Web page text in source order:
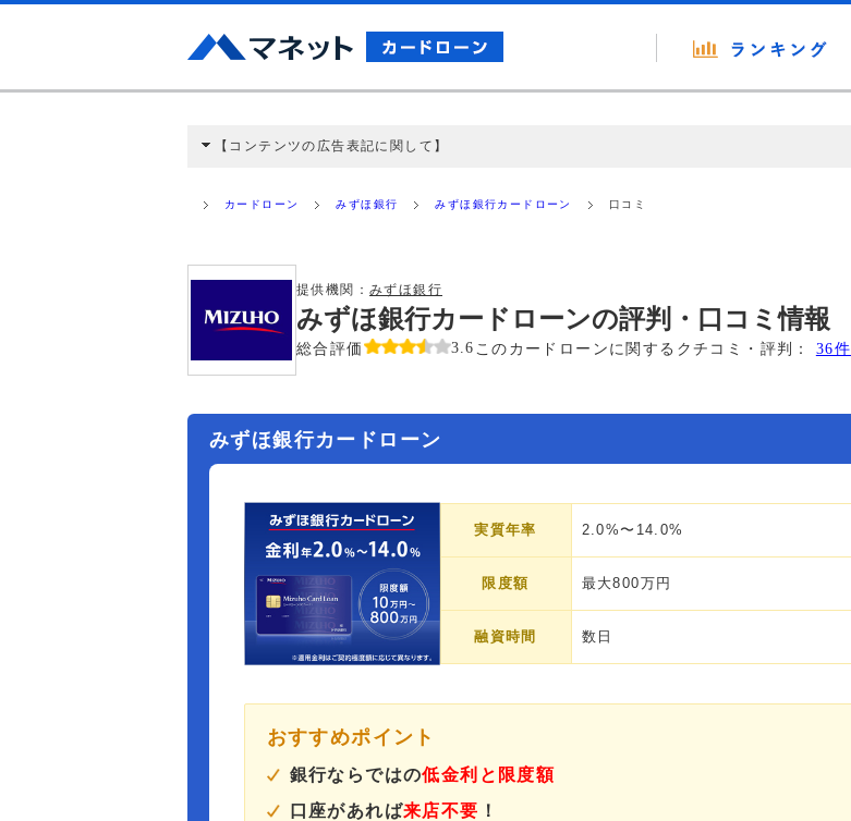
【コンテンツの広告表記に関して】
ミ収集などに基づき、公平性を担保した情報提供を行っています。
カードローン みずほ銀行 みずほ銀行カードローン 口コミ
提供機関： みずほ銀行
みずほ銀行カードローンの評判・口コミ情報
総合評価 3.6 このカードローンに関するクチコミ・評判： 36件
みずほ銀行カードローン
実質年率 2.0%〜14.0%
限度額 最大800万円
融資時間 数日
おすすめポイント
銀行ならではの低金利と限度額
口座があれば来店不要 ！